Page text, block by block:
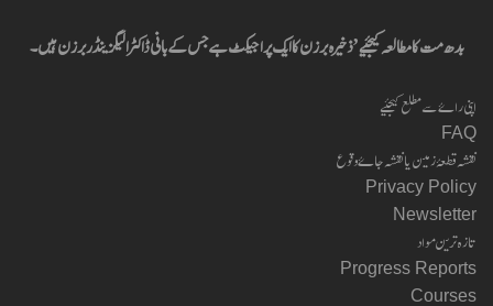
بدھ مت کا مطالعہ کیجئیے’ ذخیرہ برزن کا ایک پراجیکٹ ہے جس کے بانی ڈاکٹر الیگزینڈر برزن ہیں۔
اپنی راۓ سے مطلع کیجئیے
FAQ
نقشہ قطعۂ زمین یا نقشہ جاۓ وقوع
Privacy Policy
Newsletter
تازہ ترین مواد
Progress Reports
Courses